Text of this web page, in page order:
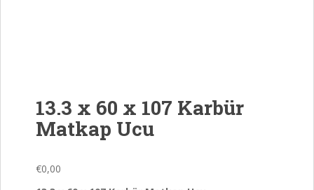
13.3 x 60 x 107 Karbür
Matkap Ucu
€0,00